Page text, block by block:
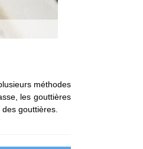
méthodes
les gouttières
gouttières.